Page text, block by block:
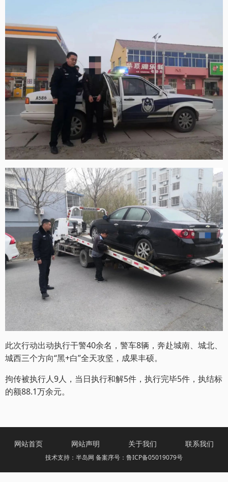
此次行动出动执行干警40余名，警车8辆，奔赴城南、城北、
城西三个方向“黑+白”全天攻坚，成果丰硕。
拘传被执行人9人，当日执行和解5件，执行完毕5件，执结标
的额88.1万余元。
网站首页 网站声明 关于我们 联系我们
技术支持：半岛网 备案序号：鲁ICP备05019079号